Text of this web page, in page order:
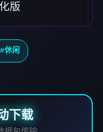
版
#休闲
下载